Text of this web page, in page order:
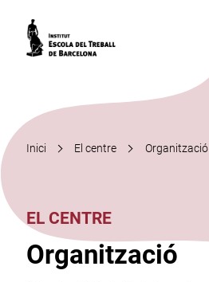
Inici El centre Organització
EL CENTRE
Organització